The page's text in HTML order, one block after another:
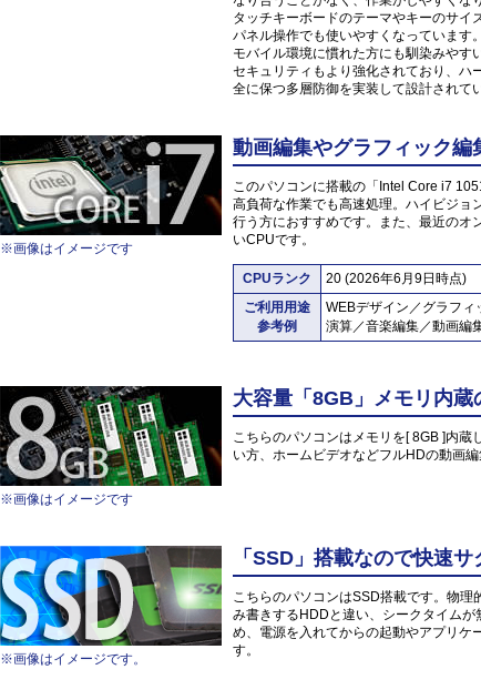
タッチキーボードのテーマやキーのサイ
パネル操作でも使いやすくなっています。
モバイル環境に慣れた方にも馴染みやす
セキュリティもより強化されており、ハ
全に保つ多層防御を実装して設計されて
※画像はイメージです
動画編集やグラフィック編
このパソコンに搭載の「Intel Core i7
高負荷な作業でも高速処理。ハイビジョ
行う方におすすめです。また、最近のオ
いCPUです。
CPUランク
20 (2026年6月9日時点)
ご利用用途
参考例
WEBデザイン／グラフ
演算／音楽編集／動画
※画像はイメージです
大容量「8GB」メモリ内
こちらのパソコンはメモリを[ 8GB ]内
い方、ホームビデオなどフルHDの動画編
※画像はイメージです。
「SSD」搭載なので快速
こちらのパソコンはSSD搭載です。物
み書きするHDDと違い、シークタイム
め、電源を入れてからの起動やアプリケ
す。